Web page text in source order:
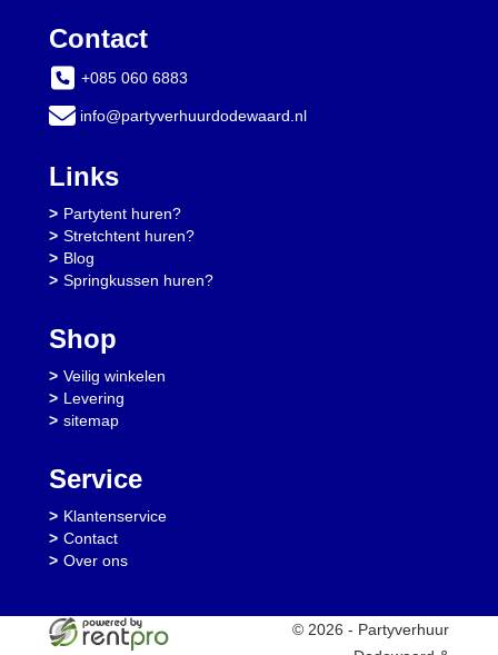
Contact
+085 060 6883
info@partyverhuurdodewaard.nl
Links
Partytent huren?
Stretchtent huren?
Blog
Springkussen huren?
Shop
Veilig winkelen
Levering
sitemap
Service
Klantenservice
Contact
Over ons
© 2026 - Partyverhuur